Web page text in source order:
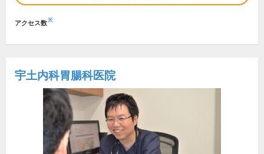
アクセス数※
宇土内科胃腸科医院